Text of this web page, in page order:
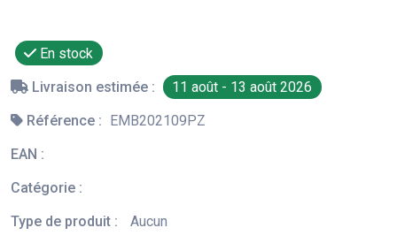
En stock
Livraison estimée :
11 août - 13 août 2026
Référence : EMB202109PZ
EAN :
Catégorie :
Type de produit :
Aucun